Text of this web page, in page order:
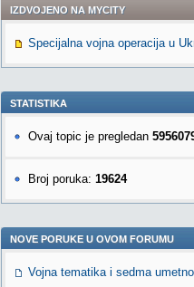
IZDVOJENO NA MYCITY
Specijalna vojna operacija u
STATISTIKA
Ovaj topic je pregledan
Broj poruka: 19624
NOVE PORUKE U OVOM FORUMU
Vojna tematika i sedma